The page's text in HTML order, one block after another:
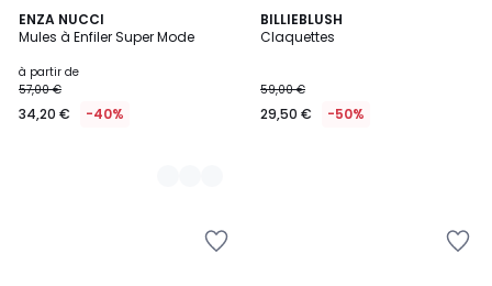
ENZA NUCCI
Mules à Enfiler Super Mode
à partir de
57,00 €
34,20 € -40%
6
Couleurs
BILLIEBLUSH
Claquettes
59,00 €
29,50 € -50%